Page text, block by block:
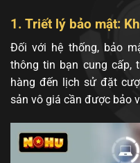
1. Triết lý bảo mật:
Đối với hệ thống, bảo
thông tin bạn cung cấp,
hàng đến lịch sử đặt
sản vô giá cần được bảo